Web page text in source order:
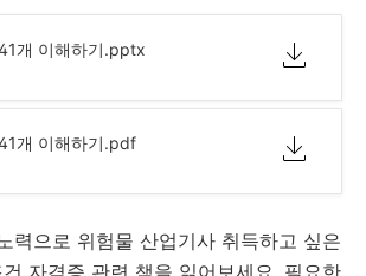
개 이해하기.pptx
개 이해하기.pdf
력으로 위험물 산업기사 취득하고 싶은
자격증 관련 책을 읽어보세요. 필요한